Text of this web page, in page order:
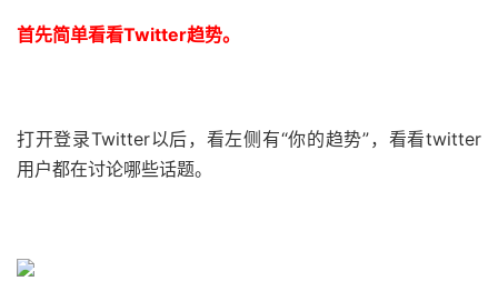
首先简单看看Twitter趋势。
打开登录Twitter以后，看左侧有“你的趋势”，看看twitter
用户都在讨论哪些话题。